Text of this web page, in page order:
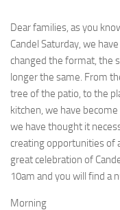
Dear families, as you
Candel Saturday, we
changed the format, the
longer the same. From
tree of the patio, to the
kitchen, we have
we have thought it
creating opportunities of
great celebration of
10am and you will find a
Morning